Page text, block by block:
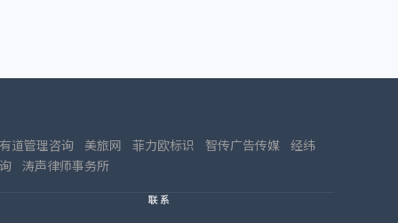
道管理咨询 美旅网 菲力欧标识 智传广告传媒
经纬
涛声律师事务所
联系